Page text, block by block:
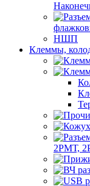
НШП
Клеммы,
2РМТ,